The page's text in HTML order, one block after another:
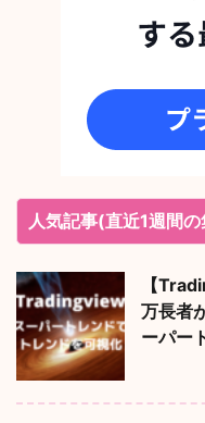
人気記事(直近1週間
【
万長者
ーパー